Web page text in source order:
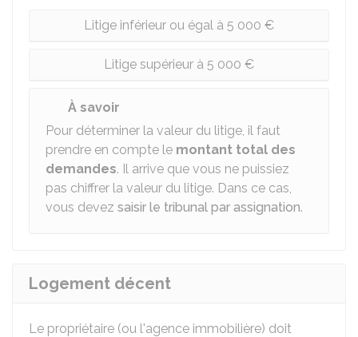
Litige inférieur ou égal à 5 000 €
Litige supérieur à 5 000 €
À savoir
Pour déterminer la valeur du litige, il faut
prendre en compte le montant total des
demandes. Il arrive que vous ne puissiez
pas chiffrer la valeur du litige. Dans ce cas,
vous devez saisir le tribunal par assignation.
Logement décent
Le propriétaire (ou l'agence immobilière) doit